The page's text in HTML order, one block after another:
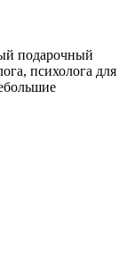
подарочный
психолога для